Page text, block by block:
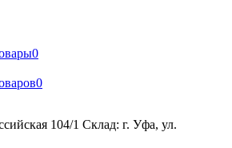
0
0
104/1 Склад: г. Уфа, ул.